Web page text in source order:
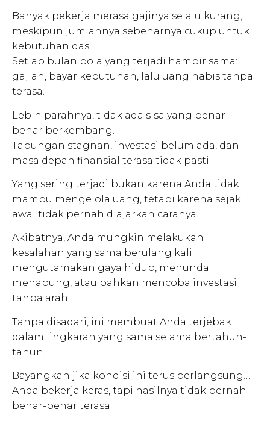
Banyak pekerja merasa gajinya selalu kurang,
meskipun jumlahnya sebenarnya cukup untuk
kebutuhan das
Setiap bulan pola yang terjadi hampir sama:
gajian, bayar kebutuhan, lalu uang habis tanpa
terasa.
Lebih parahnya, tidak ada sisa yang benar-
benar berkembang.
Tabungan stagnan, investasi belum ada, dan
masa depan finansial terasa tidak pasti.
Yang sering terjadi bukan karena Anda tidak
mampu mengelola uang, tetapi karena sejak
awal tidak pernah diajarkan caranya.
Akibatnya, Anda mungkin melakukan
kesalahan yang sama berulang kali:
mengutamakan gaya hidup, menunda
menabung, atau bahkan mencoba investasi
tanpa arah.
Tanpa disadari, ini membuat Anda terjebak
dalam lingkaran yang sama selama bertahun-
tahun.
Bayangkan jika kondisi ini terus berlangsung…
Anda bekerja keras, tapi hasilnya tidak pernah
benar-benar terasa.